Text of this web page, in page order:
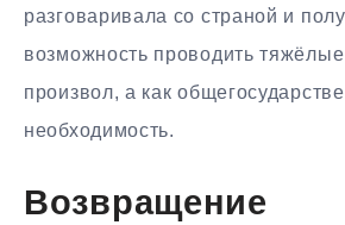
разговаривала со страной и
возможность проводить
произвол, а как
необходимость.
Возвращение